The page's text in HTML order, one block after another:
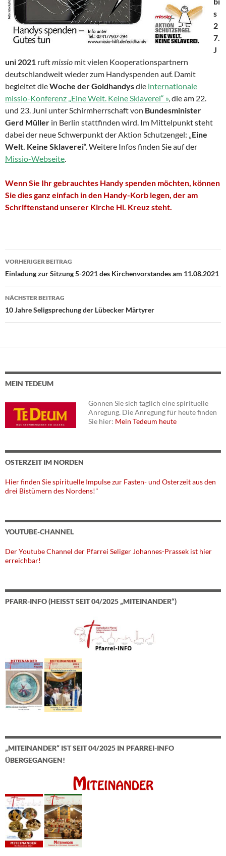
s
2
7.
J
uni 2021 ruftmissio mit vielen Kooperationspartnern
deutschlandweit wieder zum Handyspenden auf. Damit
begleitet dieWoche der Goldhandysdie internationale
missio-Konferenz „Eine Welt. Keine Sklaverei“ », die am 22.
und 23. Juni unter Schirmherrschaft von Bundesminister
Gerd Müller in Berlin stattfinden wird. Im Mittelpunkt steht
dabei der neue Schwerpunkt der Aktion Schutzengel: „Eine
Welt. Keine Sklaverei“. Weitere Infos finden Sie auf der
Missio-Webseite.
Wenn Sie Ihr gebrauchtes Handy spenden möchten, können
Sie dies ganz einfach in den Handy-Korb legen, der am
Schriftenstand unserer Kirche Hl. Kreuz steht.
Beitragsnavigation
VORHERIGER BEITRAG
Einladung zur Sitzung 5-2021 des Kirchenvorstandes am 11.08.2021
NÄCHSTER BEITRAG
10 Jahre Seligsprechung der Lübecker Märtyrer
MEIN TEDEUM
Gönnen Sie sich täglich eine spirituelle
Anregung. Die Anregung für heute finden
Sie hier: Mein Tedeum heute
OSTERZEIT IM NORDEN
Hier finden Sie spirituelle Impulse zur Fasten- und Osterzeit aus den
drei Bistümern des Nordens!"
YOUTUBE-CHANNEL
Der Youtube Channel der Pfarrei Seliger Johannes-Prassek ist hier
erreichbar!
PFARR-INFO (HEISST SEIT 04/2025 „MITEINANDER“)
„MITEINANDER“ IST SEIT 04/2025 IN PFARREI-INFO
ÜBERGEGANGEN!